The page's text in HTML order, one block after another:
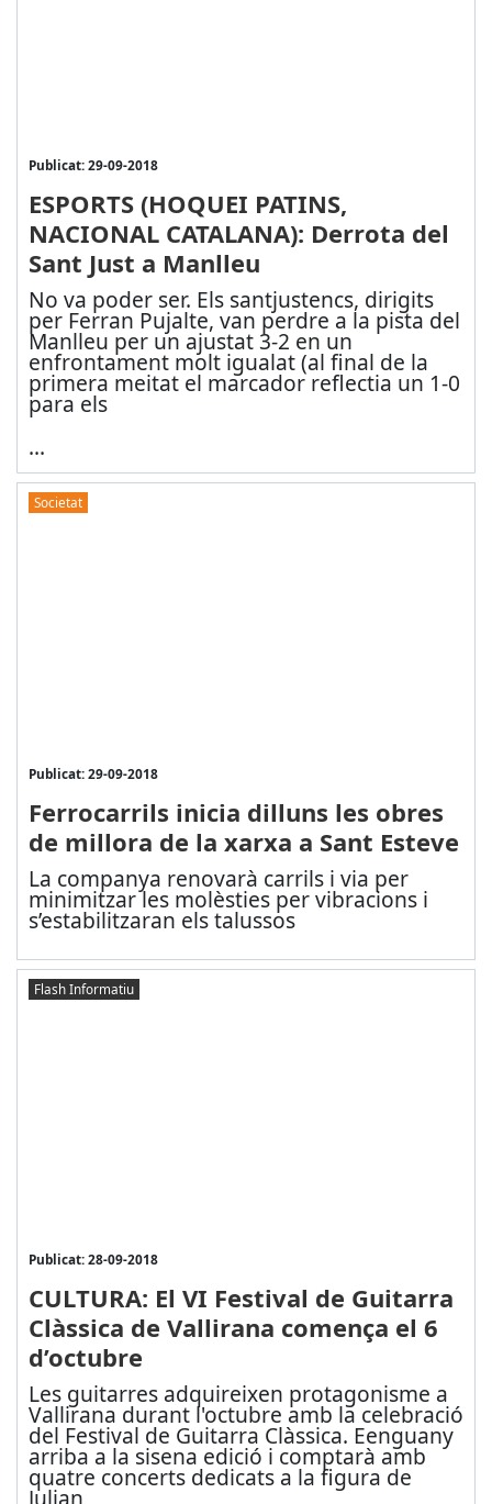
Publicat: 29-09-2018
ESPORTS (HOQUEI PATINS,
NACIONAL CATALANA): Derrota del
Sant Just a Manlleu
No va poder ser. Els santjustencs, dirigits
per Ferran Pujalte, van perdre a la pista del
Manlleu per un ajustat 3-2 en un
enfrontament molt igualat (al final de la
primera meitat el marcador reflectia un 1-0
para els
...
Societat
Publicat: 29-09-2018
Ferrocarrils inicia dilluns les obres
de millora de la xarxa a Sant Esteve
La companya renovarà carrils i via per
minimitzar les molèsties per vibracions i
s’estabilitzaran els talussos
Flash Informatiu
Publicat: 28-09-2018
CULTURA: El VI Festival de Guitarra
Clàssica de Vallirana comença el 6
d’octubre
Les guitarres adquireixen protagonisme a
Vallirana durant l'octubre amb la celebració
del Festival de Guitarra Clàssica. Eenguany
arriba a la sisena edició i comptarà amb
quatre concerts dedicats a la figura de